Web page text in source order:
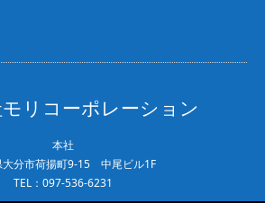
リコーポレーション
本社
大分市荷揚町9-15 中尾ビル1F
TEL：097-536-6231